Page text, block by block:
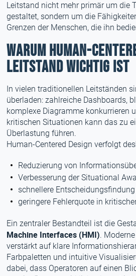
Leitstand nicht mehr primär um die
gestaltet, sondern um die
Grenzen der Menschen, die ihn
Warum Human-
Leitstand wichtig ist
In vielen traditionellen Leitständen
überladen: zahlreiche Dashboards,
komplexe Diagramme konkurrieren
kritischen Situationen kann das zu
Überlastung führen.
Human-Centered Design verfolgt
Reduzierung von
Verbesserung der Situational
schnellere Entscheidungsfindung
geringere Fehlerquote in
Ein zentraler Bestandteil ist die
Machine Interfaces (HMI).
verstärkt auf klare
Farbpaletten und intuitive
dabei, dass Operatoren auf einen